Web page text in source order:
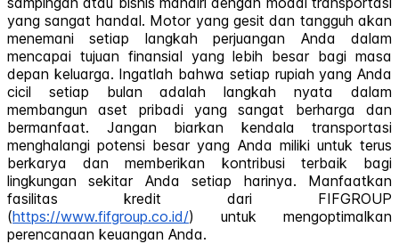
yang sangat handal. Motor yang gesit dan tangguh akan
menemani setiap langkah perjuangan Anda dalam
mencapai tujuan finansial yang lebih besar bagi masa
depan keluarga. Ingatlah bahwa setiap rupiah yang Anda
cicil setiap bulan adalah langkah nyata dalam
membangun aset pribadi yang sangat berharga dan
bermanfaat. Jangan biarkan kendala transportasi
menghalangi potensi besar yang Anda miliki untuk terus
berkarya dan memberikan kontribusi terbaik bagi
lingkungan sekitar Anda setiap harinya. Manfaatkan
fasilitas kredit dari FIFGROUP
(https://www.fifgroup.co.id/) untuk mengoptimalkan
perencanaan keuangan Anda.